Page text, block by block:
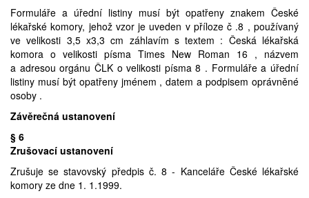
Formuláře a úřední listiny musí být opatřeny znakem České
lékařské komory, jehož vzor je uveden v příloze č .8 , používaný
ve velikosti 3,5 x3,3 cm záhlavím s textem : Česká lékařská
komora o velikosti písma Times New Roman 16 , názvem
a adresou orgánu ČLK o velikosti písma 8 . Formuláře a úřední
listiny musí být opatřeny jménem , datem a podpisem oprávněné
osoby .
Závěrečná ustanovení
§ 6
Zrušovací ustanovení
Zrušuje se stavovský předpis č. 8 - Kanceláře České lékařské
komory ze dne 1. 1.1999.